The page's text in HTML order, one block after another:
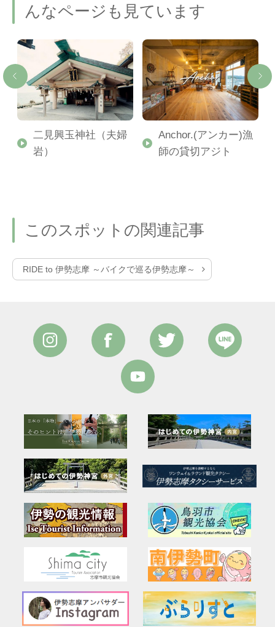
んなページも見ています
二見興玉神社（夫婦
岩）
Anchor.(アンカー)漁
師の貸切アジト
このスポットの関連記事
RIDE to 伊勢志摩 ～バイクで巡る伊勢志摩～